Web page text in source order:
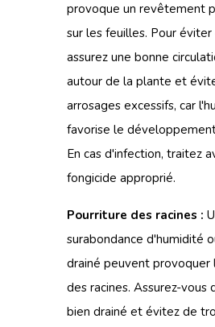
provoque un revêtement
sur les feuilles. Pour
assurez une bonne
autour de la plante et
arrosages excessifs, car
favorise le
En cas d'infection, traitez
fongicide approprié.
Pourriture des racines :
surabondance d'humidité
drainé peuvent provoquer
des racines. Assurez-vous
bien drainé et évitez de